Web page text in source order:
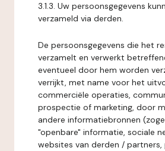
3.1.3. Uw persoonsgegevens
verzameld via derden.
De persoonsgegevens die het
verzamelt en verwerkt
eventueel door hem worden
verrijkt, met name voor het
commerciële operaties,
prospectie of marketing, door
andere informatiebronnen
"openbare" informatie, sociale
websites van derden / partners,